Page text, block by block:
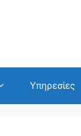
Υπηρεσίες